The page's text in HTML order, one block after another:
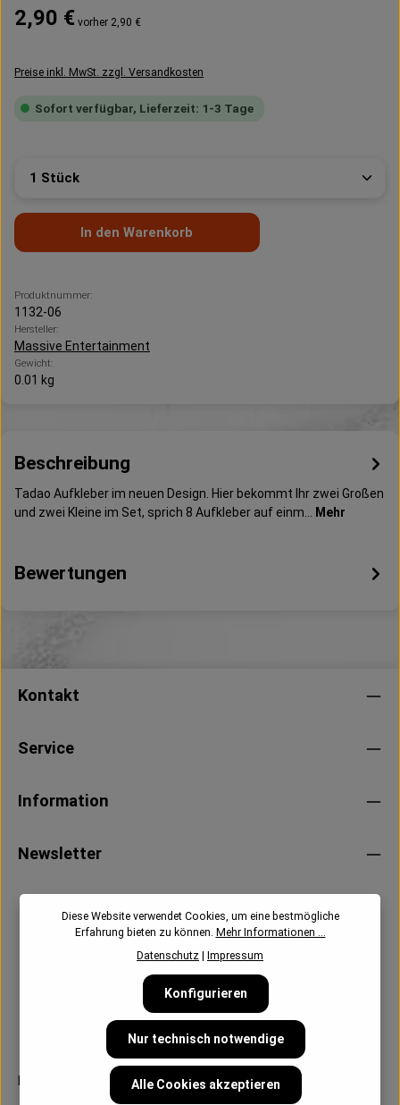
Regulärer Preis:
2,90 € vorher 2,90 €
Preise inkl. MwSt. zzgl. Versandkosten
Sofort verfügbar, Lieferzeit: 1-3 Tage
Produkt Anzahl: Gib den gewünschten Wert ein
In den Warenkorb
Produktnummer:
1132-06
Hersteller:
Massive Entertainment
Gewicht:
0.01 kg
Beschreibung
Tadao Aufkleber im neuen Design. Hier bekommt Ihr zwei Großen
und zwei Kleine im Set, sprich 8 Aufkleber auf einm…
Mehr
Bewertungen
Kontakt
Service
Information
Newsletter
Diese Website verwendet Cookies, um eine bestmögliche
Erfahrung bieten zu können. Mehr Informationen ...
Datenschutz | Impressum
Nur technisch notwendige
Konfigurieren
Alle Cookies akzeptieren